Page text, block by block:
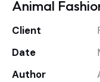
Animal
Client
Date
Author